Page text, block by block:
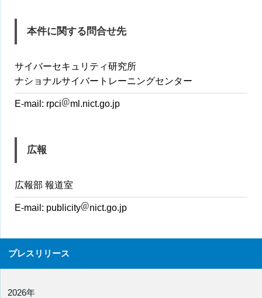
本件に関する問合せ先
サイバーセキュリティ研究所
ナショナルサイバートレーニングセンター
E-mail: rpci ml.nict.go.jp
広報
広報部 報道室
E-mail: publicity nict.go.jp
プレスリリース
2026年